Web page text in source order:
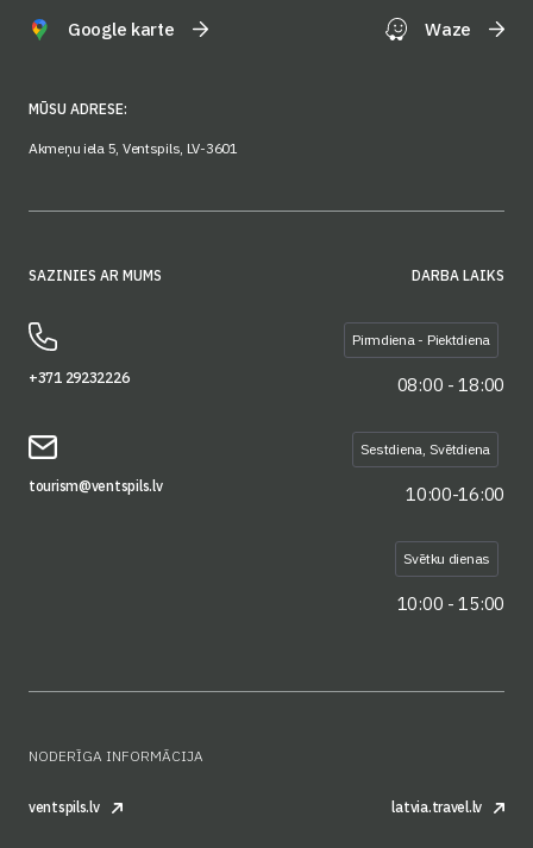
Google karte Waze
MŪSU ADRESE:
Akmeņu iela 5, Ventspils, LV-3601
SAZINIES AR MUMS
+371 29232226
tourism@ventspils.lv
DARBA LAIKS
Pirmdiena - Piektdiena
08:00 - 18:00
Sestdiena, Svētdiena
10:00-16:00
Svētku dienas
10:00 - 15:00
NODERĪGA INFORMĀCIJA
ventspils.lv latvia.travel.lv